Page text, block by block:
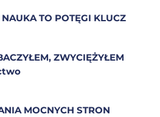
TO POTĘGI KLUCZ
ZWYCIĘŻYŁEM
MOCNYCH STRON